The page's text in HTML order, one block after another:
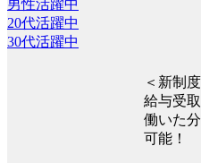
男性活躍中
20代活躍中
30代活躍中
＜新制
給与受
働いた
可能！